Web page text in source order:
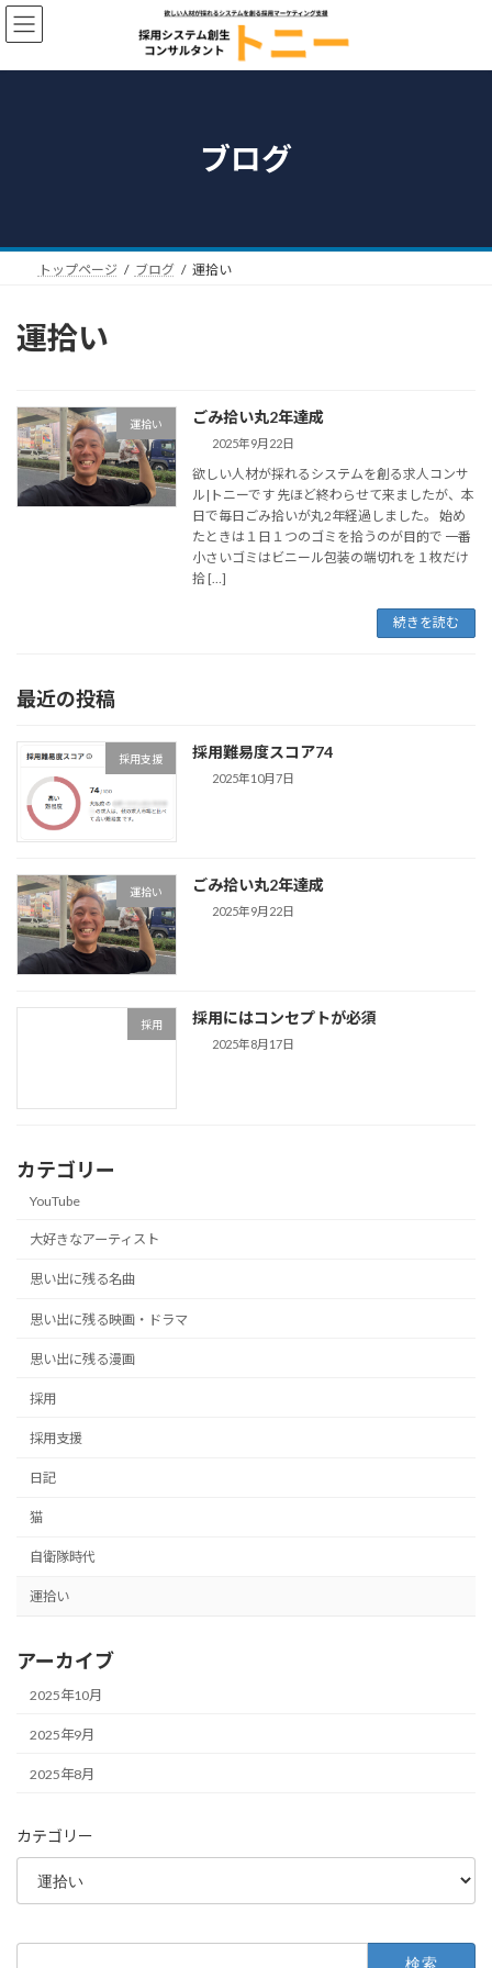
コ
ン
ン
ナ
ビ
ー
ブログ
トップページ ブログ 運拾い
運拾い
運拾い ごみ拾い丸2年達成
2025年9月22日
欲しい人材が採れるシステムを創る求人コンサ
ル|トニーです 先ほど終わらせて来ましたが、本
日で毎日ごみ拾いが丸2年経過しました。 始め
たときは１日１つのゴミを拾うのが目的で 一番
小さいゴミはビニール包装の端切れを１枚だけ
拾 […]
続きを読む
最近の投稿
採用支援 採用難易度スコア74
2025年10月7日
運拾い ごみ拾い丸2年達成
2025年9月22日
採用 採用にはコンセプトが必須
2025年8月17日
カテゴリー
YouTube
大好きなアーティスト
思い出に残る名曲
思い出に残る映画・ドラマ
思い出に残る漫画
採用
採用支援
日記
猫
自衛隊時代
運拾い
アーカイブ
2025年10月
2025年9月
2025年8月
カテゴリー